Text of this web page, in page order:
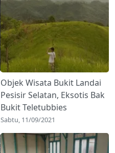
Objek Wisata Bukit Landai
Pesisir Selatan, Eksotis Bak
Bukit Teletubbies
Sabtu, 11/09/2021